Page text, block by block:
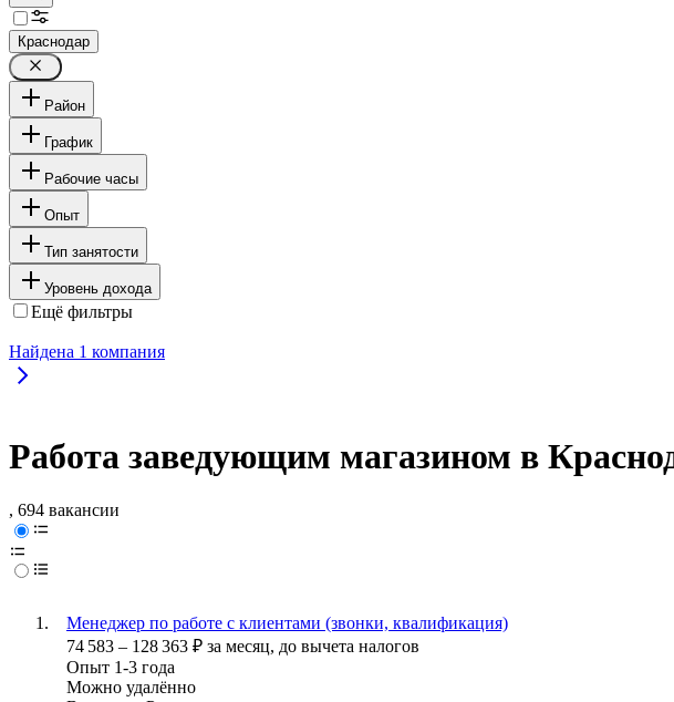
Краснодар
Район
График
Рабочие часы
Опыт
Тип занятости
Уровень дохода
Ещё фильтры
Найдена 1 компания
Работа заведующим магазином в
, 694 вакансии
Менеджер по работе с клиентами (звонки, квалификация)
74 583 – 128 363 ₽ за месяц, до вычета налогов
Опыт 1-3 года
Можно удалённо